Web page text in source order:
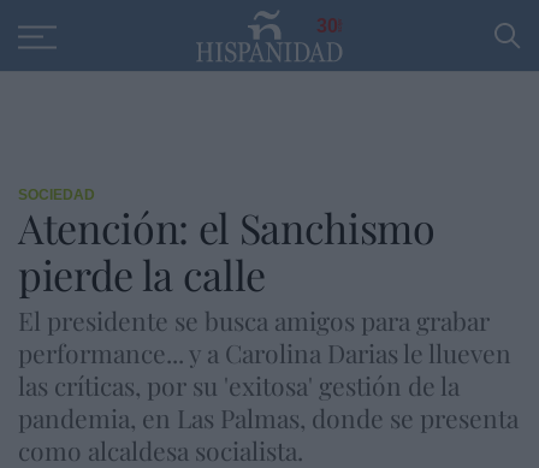
30
SOCIEDAD
Atención: el Sanchismo
pierde la calle
El presidente se busca amigos para grabar
performance... y a Carolina Darias le llueven
las críticas, por su 'exitosa' gestión de la
pandemia, en Las Palmas, donde se presenta
como alcaldesa socialista.